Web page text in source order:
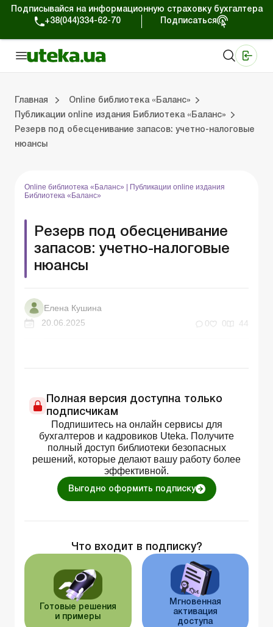
Подписывайся на информационную страховку бухгалтера
+38(044)334-62-70
Подписаться
Главная
Online библиотека «Баланс»
Публикации online издания Библиотека «Баланс»
Резерв под обесценивание запасов: учетно-налоговые
нюансы
Online библиотека «Баланс»
Публикации online издания
Библиотека «Баланс»
Резерв под обесценивание
запасов: учетно-налоговые
нюансы
Елена Кушина
20.06.2025
0 0 44
Полная версия доступна только
подписчикам
Подпишитесь на онлайн сервисы для
бухгалтеров и кадровиков Uteka. Получите
полный доступ библиотеки безопасных
решений, которые делают вашу работу более
эффективной.
Выгодно оформить подписку
Что входит в подписку?
Готовые решения
и примеры
Мгновенная
активация
доступа